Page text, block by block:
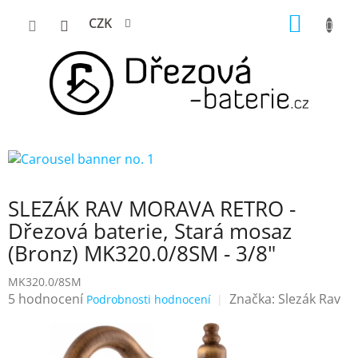
CZK
SLEZÁK RAV MORAVA RETRO -
Dřezová baterie, Stará mosaz
(Bronz) MK320.0/8SM - 3/8"
MK320.0/8SM
Průměrné
5 hodnocení Podrobnosti hodnocení Značka: Slezák Rav